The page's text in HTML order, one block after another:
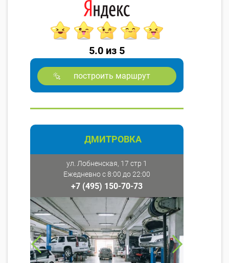
5.0 из 5
построить маршрут
ДМИТРОВКА
ул. Лобненская, 17 стр 1
Ежедневно с 8:00 до 22:00
+7 (495) 150-70-73